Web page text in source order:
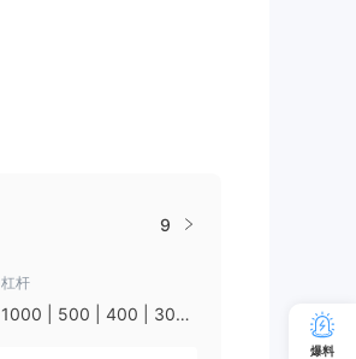
9
杠杆
1000 | 500 | 400 | 300
爆料